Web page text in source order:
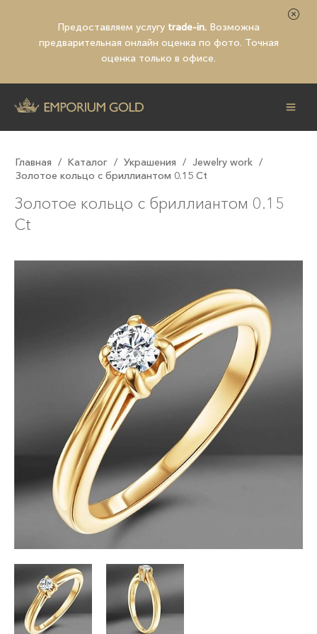
Предоставляем услугу trade-in. Возможна
предварительная онлайн оценка по фото. Точная
оценка только в офисе.
Главная / Каталог / Украшения / Jewelry work /
Золотое кольцо с бриллиантом 0.15 Ct
Золотое кольцо с бриллиантом 0.15
Ct